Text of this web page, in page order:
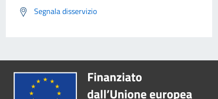
Segnala disservizio